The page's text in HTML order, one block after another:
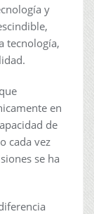
y
tecnología,
en
de
cada vez
se ha